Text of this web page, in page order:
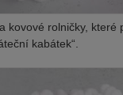
kovové rolničky, které
kabátek“.